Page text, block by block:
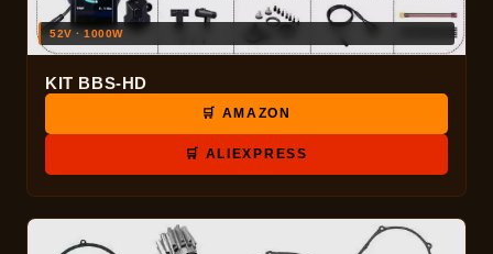
52V · 1000W
KIT BBS-HD
🛒 AMAZON
🛒 ALIEXPRESS